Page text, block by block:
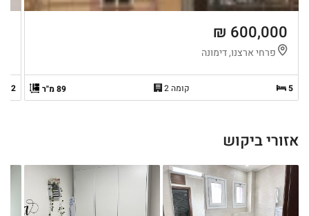
600,000 ₪
פרחי ארצנו, דימונה
5 קומה 2 89 מ"ר 2
אזורי ביקוש